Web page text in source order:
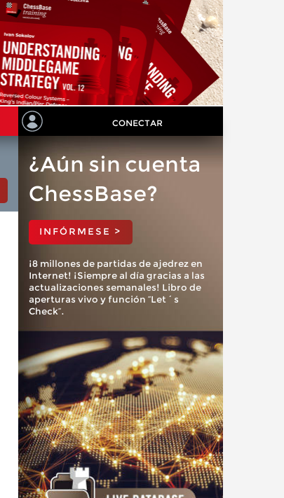
CONECTAR
¿Aún sin cuenta
ChessBase?
INFÓRMESE >
¡8 millones de partidas de ajedrez en
Internet! ¡Siempre al día gracias a las
actualizaciones semanales! Libro de
aperturas vivo y función “Let´s
Check”.